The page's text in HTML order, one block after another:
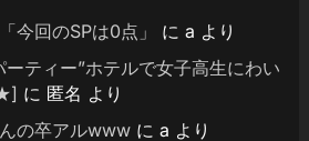
今回のSPは0点」
に a より
ティー”ホテルで女子高生にわい
に 匿名 より
んの卒アルwwwに a より